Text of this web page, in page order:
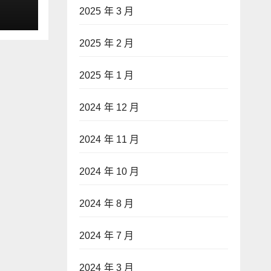
2025 年 3 月
2025 年 2 月
2025 年 1 月
2024 年 12 月
2024 年 11 月
2024 年 10 月
2024 年 8 月
2024 年 7 月
2024 年 3 月